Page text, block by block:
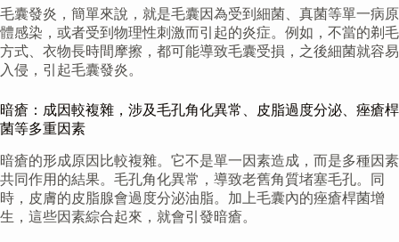
毛囊發炎，簡單來說，就是毛囊因為受到細菌、真菌等單一病原
體感染，或者受到物理性刺激而引起的炎症。例如，不當的剃毛
方式、衣物長時間摩擦，都可能導致毛囊受損，之後細菌就容易
入侵，引起毛囊發炎。
暗瘡：成因較複雜，涉及毛孔角化異常、皮脂過度分泌、痤瘡桿
菌等多重因素
暗瘡的形成原因比較複雜。它不是單一因素造成，而是多種因素
共同作用的結果。毛孔角化異常，導致老舊角質堵塞毛孔。同
時，皮膚的皮脂腺會過度分泌油脂。加上毛囊內的痤瘡桿菌增
生，這些因素綜合起來，就會引發暗瘡。